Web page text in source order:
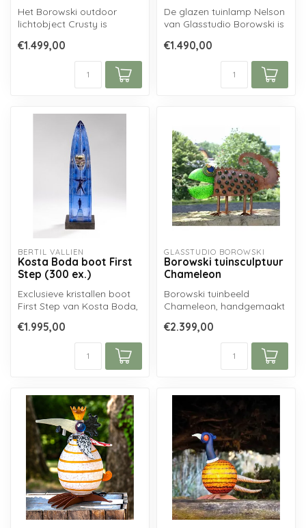
Het Borowski outdoor
lichtobject Crusty is
Outdoor Ob...
€1.499,00
De glazen tuinlamp Nelson
van Glasstudio Borowski is
mondgeblaze...
€1.490,00
BERTIL VALLIEN
Kosta Boda boot First
Step (300 ex.)
Exclusieve kristallen boot
First Step van Kosta Boda,
Vall...
€1.995,00
GLASSTUDIO BOROWSKI
Borowski tuinsculptuur
Chameleon
Borowski tuinbeeld
Chameleon, handgemaakt
mondgeblazen glas.....
€2.399,00